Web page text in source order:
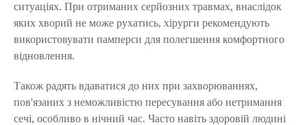
ситуаціях. При отриманих серйозних травмах, внаслідок
яких хворий не може рухатись, хірурги рекомендують
використовувати памперси для полегшення комфортного
відновлення.
Також радять вдаватися до них при захворюваннях,
пов'язаних з неможливістю пересування або нетримання
сечі, особливо в нічний час. Часто навіть здоровій людині